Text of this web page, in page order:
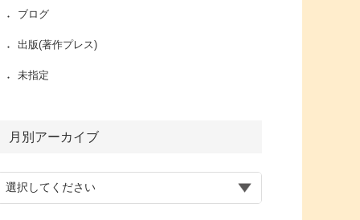
ブログ
出版(著作プレス)
未指定
月別アーカイブ